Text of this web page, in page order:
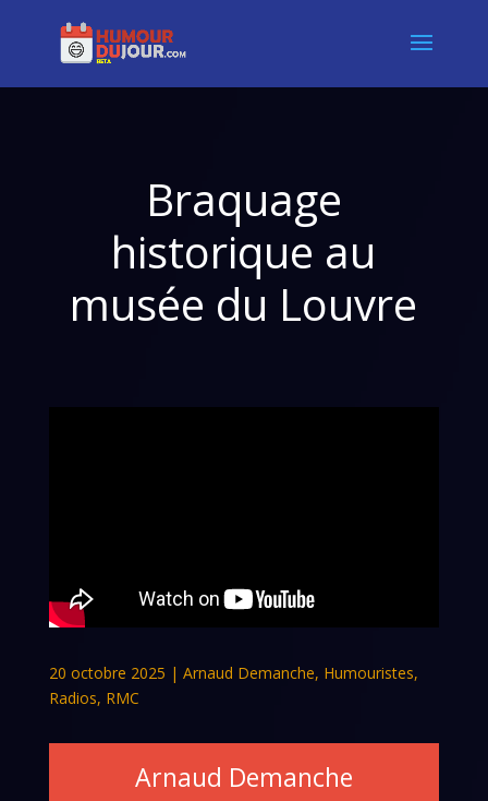
Braquage
historique au
musée du Louvre
20 octobre 2025 | Arnaud Demanche, Humouristes,
Radios, RMC
Arnaud Demanche